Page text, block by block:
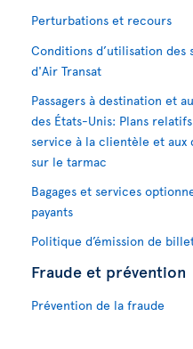
Perturbations et recours
Conditions d’utilisation des
d'Air Transat
Passagers à destination et
des États-Unis: Plans
service à la clientèle et aux
sur le tarmac
Bagages et services
payants
Politique d’émission de
Fraude et prévention
Prévention de la fraude